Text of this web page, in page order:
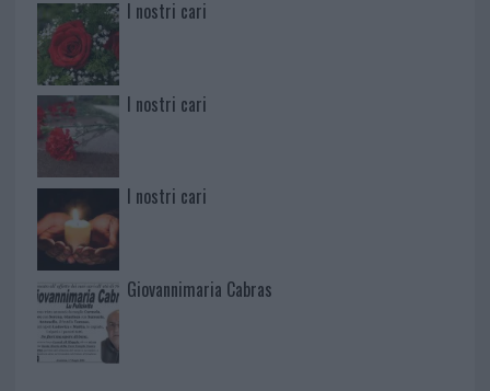
I nostri cari
I nostri cari
I nostri cari
Giovannimaria Cabras